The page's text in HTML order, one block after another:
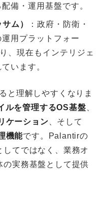
備・運用基盤です。
ム）
：政府・防衛・
用プラットフォー
、現在もインテリジェ
います。
と理解しやすくなりま
ルを管理するOS基盤
ケーション 、そして
機能です。Palantirの
てではなく、業務オ
実務基盤として提供